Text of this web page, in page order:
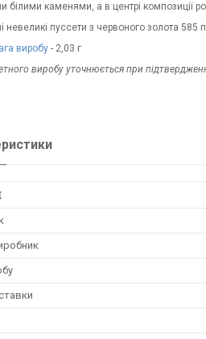
білими каменями, а в центрі композиції
невеликі пуссети з червоного золота
виробу - 2,03 г
виробу уточнюється при